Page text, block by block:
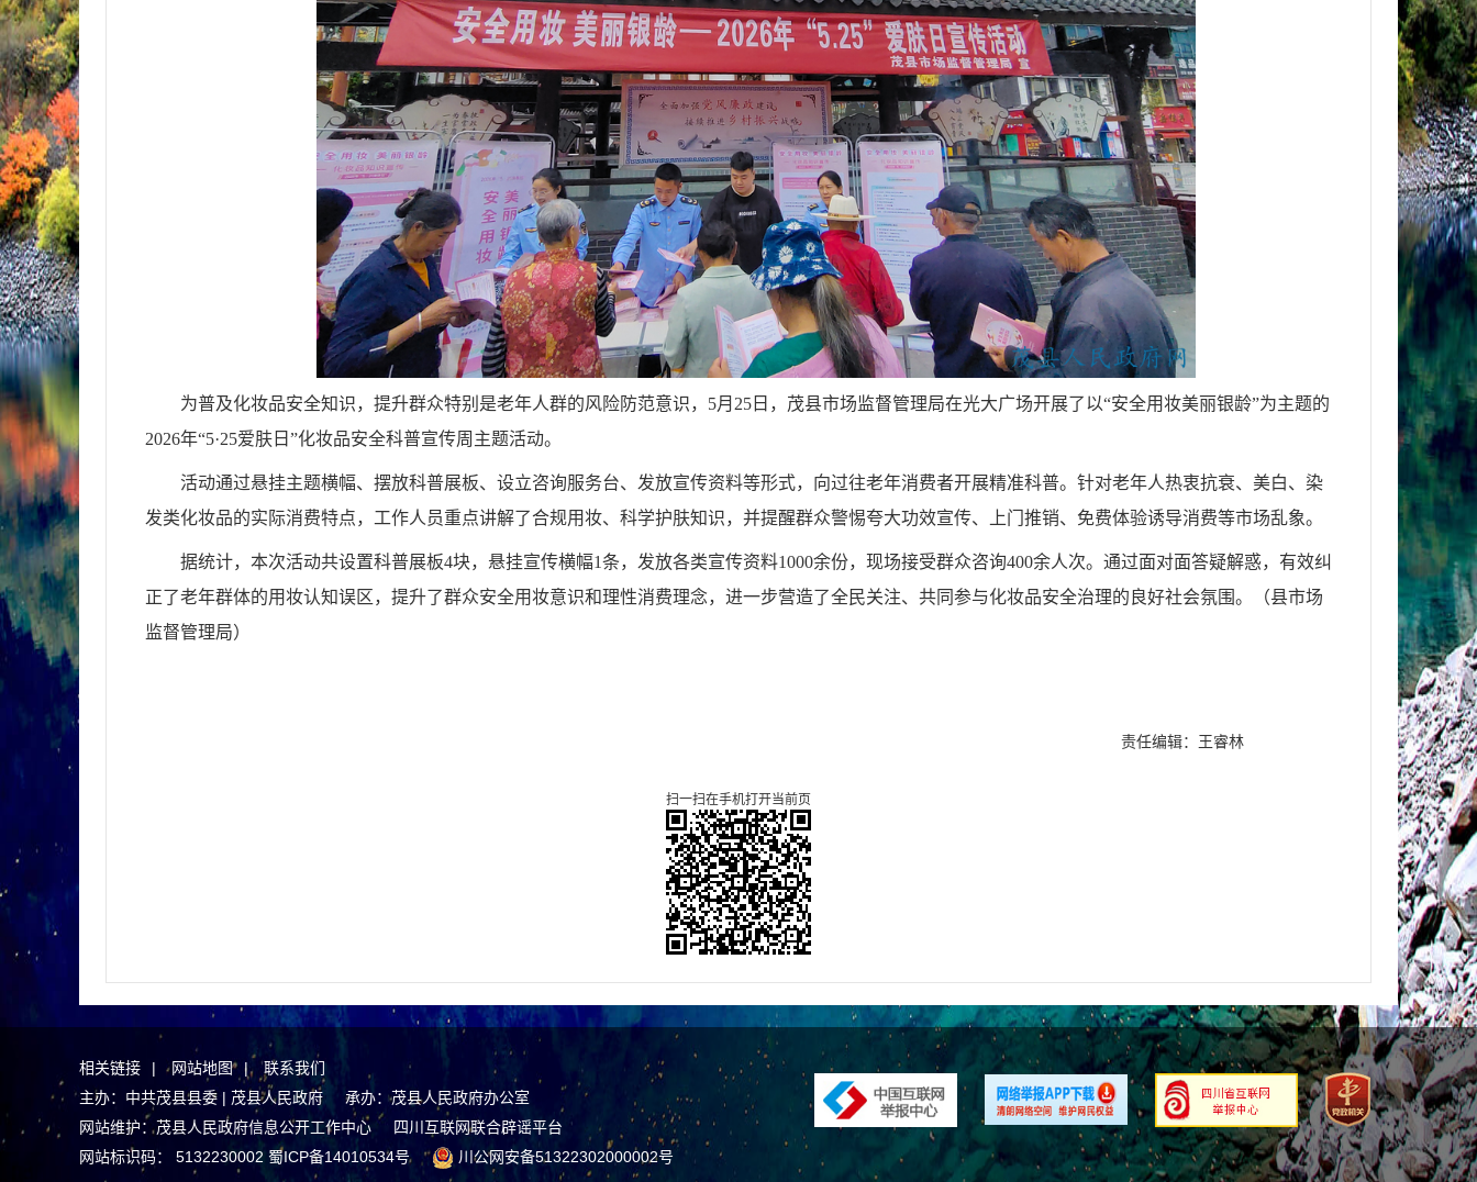
为普及化妆品安全知识，提升群众特别是老年人群的风险防范意识，5月25日，茂县市场监督管理局在光大广场开展了以“安全用妆美丽银龄”为主题的
2026年“5·25爱肤日”化妆品安全科普宣传周主题活动。
活动通过悬挂主题横幅、摆放科普展板、设立咨询服务台、发放宣传资料等形式，向过往老年消费者开展精准科普。针对老年人热衷抗衰、美白、染
发类化妆品的实际消费特点，工作人员重点讲解了合规用妆、科学护肤知识，并提醒群众警惕夸大功效宣传、上门推销、免费体验诱导消费等市场乱象。
据统计，本次活动共设置科普展板4块，悬挂宣传横幅1条，发放各类宣传资料1000余份，现场接受群众咨询400余人次。通过面对面答疑解惑，有效纠
正了老年群体的用妆认知误区，提升了群众安全用妆意识和理性消费理念，进一步营造了全民关注、共同参与化妆品安全治理的良好社会氛围。（县市场
监督管理局）
责任编辑：王睿林
扫一扫在手机打开当前页
相关链接 | 网站地图 |
联系我们
主办：中共茂县县委 | 茂县人民政府 承办：茂县人民政府办公室
网站维护：茂县人民政府信息公开工作中心
四川互联网联合辟谣平台
网站标识码： 5132230002 蜀ICP备14010534号 川公网安备51322302000002号